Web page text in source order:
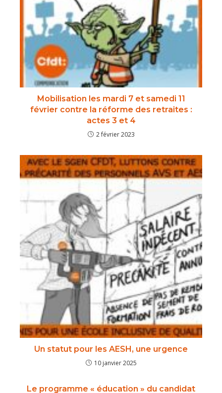
Mobilisation les mardi 7 et samedi 11
février contre la réforme des retraites :
actes 3 et 4
2 février 2023
Un statut pour les AESH, une urgence
10 janvier 2025
Le programme « éducation » du candidat